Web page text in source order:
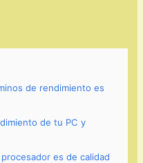
de rendimiento es
de tu PC y
es de calidad